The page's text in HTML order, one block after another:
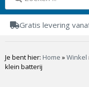
Gratis levering
Je bent hier: Home »Winkel
klein batterij